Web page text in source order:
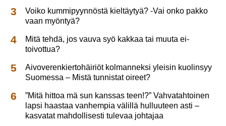
Voiko kummipyynnöstä kieltäytyä? -Vai onko pakko
vaan myöntyä?
Mitä tehdä, jos vauva syö kakkaa tai muuta ei-
toivottua?
Aivoverenkiertohäiriöt kolmanneksi yleisin kuolinsyy
Suomessa – Mistä tunnistat oireet?
”Mitä hittoa mä sun kanssas teen!?” Vahvatahtoinen
lapsi haastaa vanhempia välillä hulluuteen asti –
kasvatat mahdollisesti tulevaa johtajaa